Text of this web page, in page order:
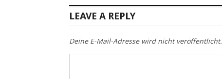
LEAVE A REPLY
Deine E-Mail-Adresse wird nicht veröffentlicht.